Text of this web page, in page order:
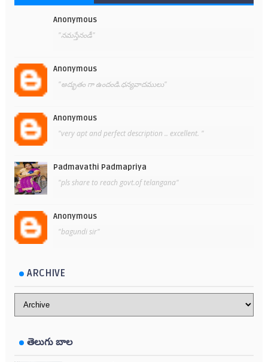
Anonymous
"నమస్తేనండీ"
Anonymous
"అద్భుతం గా ఉందండి.ధన్యవాదములు"
Anonymous
"very apt and perfect description .. excellent. "
Padmavathi Padmapriya
"pls share to reach govt.of telangana"
Anonymous
"bagundi sir"
ARCHIVE
తెలుగు బాల